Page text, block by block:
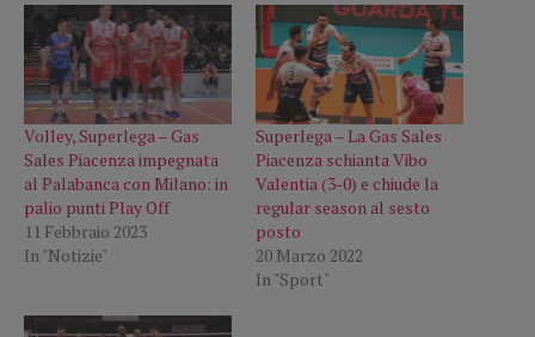
Volley, Superlega – Gas
Sales Piacenza impegnata
al Palabanca con Milano: in
palio punti Play Off
11 Febbraio 2023
In "Notizie"
Superlega – La Gas Sales
Piacenza schianta Vibo
Valentia (3-0) e chiude la
regular season al sesto
posto
20 Marzo 2022
In "Sport"